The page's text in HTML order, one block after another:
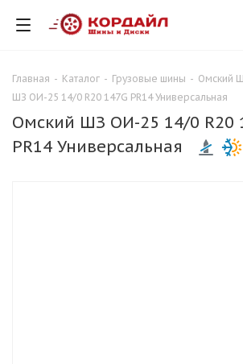
Главная - Каталог - Грузовые шины - Омский
ШЗ ОИ-25 14/0 R20 147G PR14 Универсальная
Омский ШЗ ОИ-25 14/0 R20
PR14 Универсальная